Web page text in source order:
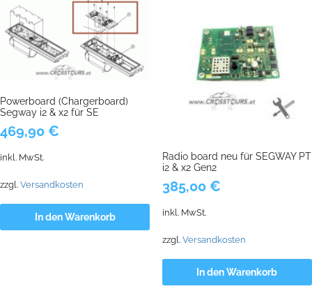
Powerboard (Chargerboard)
Segway i2 & x2 für SE
469,90 €
inkl. MwSt.
zzgl. Versandkosten
In den Warenkorb
Radio board neu für SEGWAY PT
i2 & x2 Gen2
385,00 €
inkl. MwSt.
zzgl. Versandkosten
In den Warenkorb